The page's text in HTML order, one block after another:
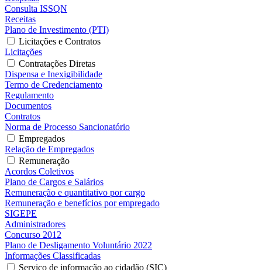
Consulta ISSQN
Receitas
Plano de Investimento (PTI)
Licitações e Contratos
Licitações
Contratações Diretas
Dispensa e Inexigibilidade
Termo de Credenciamento
Regulamento
Documentos
Contratos
Norma de Processo Sancionatório
Empregados
Relação de Empregados
Remuneração
Acordos Coletivos
Plano de Cargos e Salários
Remuneração e quantitativo por cargo
Remuneração e benefícios por empregado
SIGEPE
Administradores
Concurso 2012
Plano de Desligamento Voluntário 2022
Informações Classificadas
Serviço de informação ao cidadão (SIC)